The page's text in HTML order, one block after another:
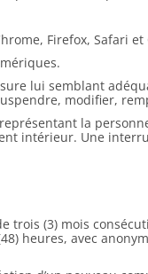
Firefox, Safari et
lui semblant
modifier,
représentant la
intérieur. Une
trois (3) mois
heures, avec